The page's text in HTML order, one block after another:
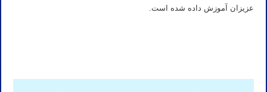
عزیزان آموزش داده شده است.